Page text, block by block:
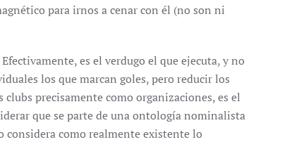
para irnos a cenar con él (no son ni
es el verdugo el que ejecuta, y no
los que marcan goles, pero reducir los
precisamente como organizaciones, es el
que se parte de una ontología nominalista
considera como realmente existente lo